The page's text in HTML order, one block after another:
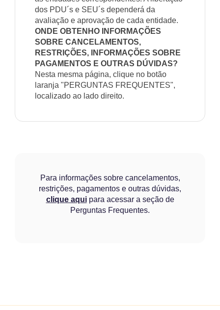
dos PDU´s e SEU´s dependerá da
avaliação e aprovação de cada entidade.
ONDE OBTENHO INFORMAÇÕES
SOBRE CANCELAMENTOS,
RESTRIÇÕES, INFORMAÇÕES SOBRE
PAGAMENTOS E OUTRAS DÚVIDAS?
Nesta mesma página, clique no botão
laranja "PERGUNTAS FREQUENTES",
localizado ao lado direito.
Para informações sobre cancelamentos,
restrições, pagamentos e outras dúvidas,
clique aquipara acessar a seção de
Perguntas Frequentes.